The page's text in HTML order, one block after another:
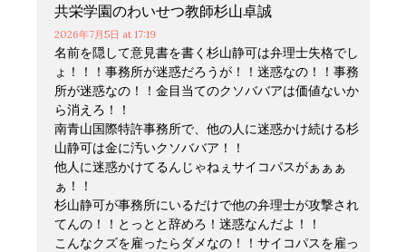
共栄学園のわいせつ教師杉山卓誠
2026年7月5日 at 17:19
名前を隠して意見書を書く杉山静可は弁理士失格でし
ょ！！！事務所が迷惑だろうが！！迷惑なの！！事務
所が迷惑なの！！金目当てのクソババアは価値ないか
ら消えろ！！
南青山国際特許事務所で、他の人に迷惑かけ続ける杉
山静可は金に汚いクソババア！！
他人に迷惑かけてるんじゃねぇサイコパスがぁぁぁ
ぁ！！
杉山静可が事務所にいるだけで他の弁理士が攻撃され
てんの！！とっとと辞めろ！迷惑なんだよ！！
こんなクズを雇ったらダメなの！！サイコパスを雇っ